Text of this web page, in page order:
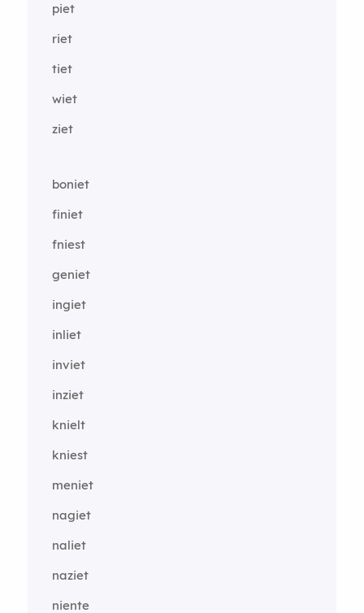
piet
riet
tiet
wiet
ziet
boniet
finiet
fniest
geniet
ingiet
inliet
inviet
inziet
knielt
kniest
meniet
nagiet
naliet
naziet
niente